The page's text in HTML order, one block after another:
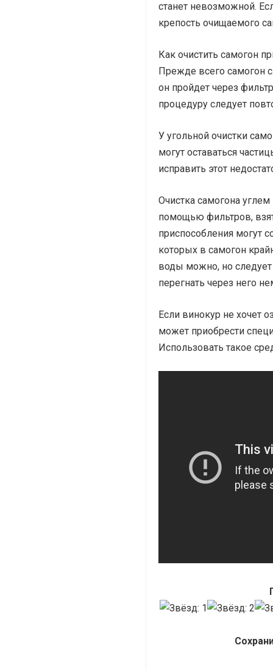
станет невозможной.
крепость очищаемого
Как очистить самогон
Прежде всего самогон
он пройдет через
процедуру следует
У угольной очистки
могут оставаться
исправить этот
Очистка самогона
помощью фильтров,
приспособления могут
которых в самогон
воды можно, но следует
перегнать через него
Если винокур не хочет
может приобрести
Использовать такое